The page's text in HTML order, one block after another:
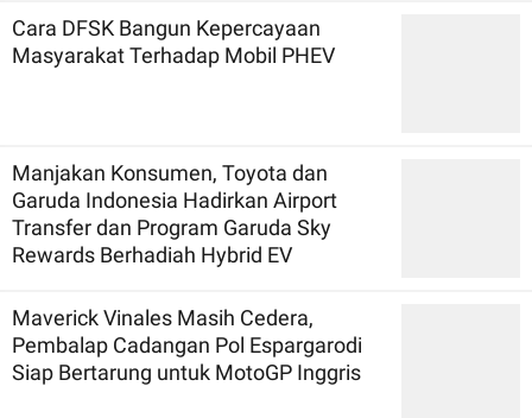
Cara DFSK Bangun Kepercayaan
Masyarakat Terhadap Mobil PHEV
Manjakan Konsumen, Toyota dan
Garuda Indonesia Hadirkan Airport
Transfer dan Program Garuda Sky
Rewards Berhadiah Hybrid EV
Maverick Vinales Masih Cedera,
Pembalap Cadangan Pol Espargarodi
Siap Bertarung untuk MotoGP Inggris